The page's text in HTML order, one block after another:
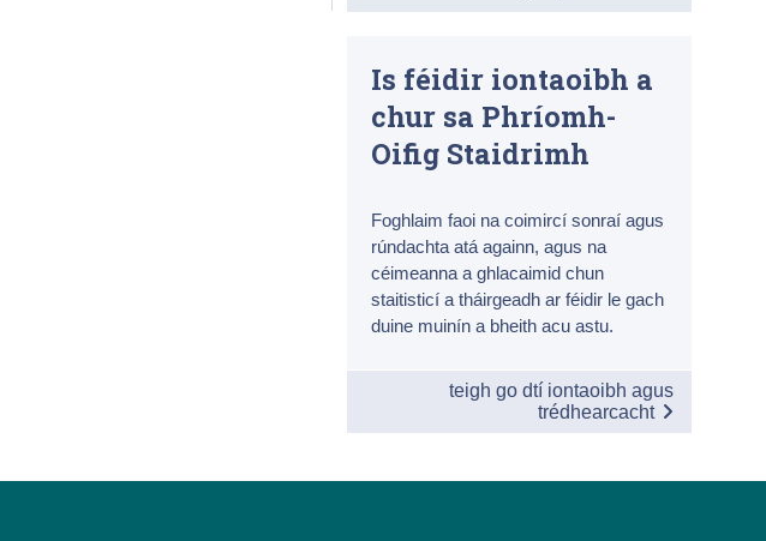
Is féidir iontaoibh a
chur sa Phríomh-
Oifig Staidrimh
Foghlaim faoi na coimircí sonraí agus
rúndachta atá againn, agus na
céimeanna a ghlacaimid chun
staitisticí a tháirgeadh ar féidir le gach
duine muinín a bheith acu astu.
teigh go dtí iontaoibh agus
trédhearcacht